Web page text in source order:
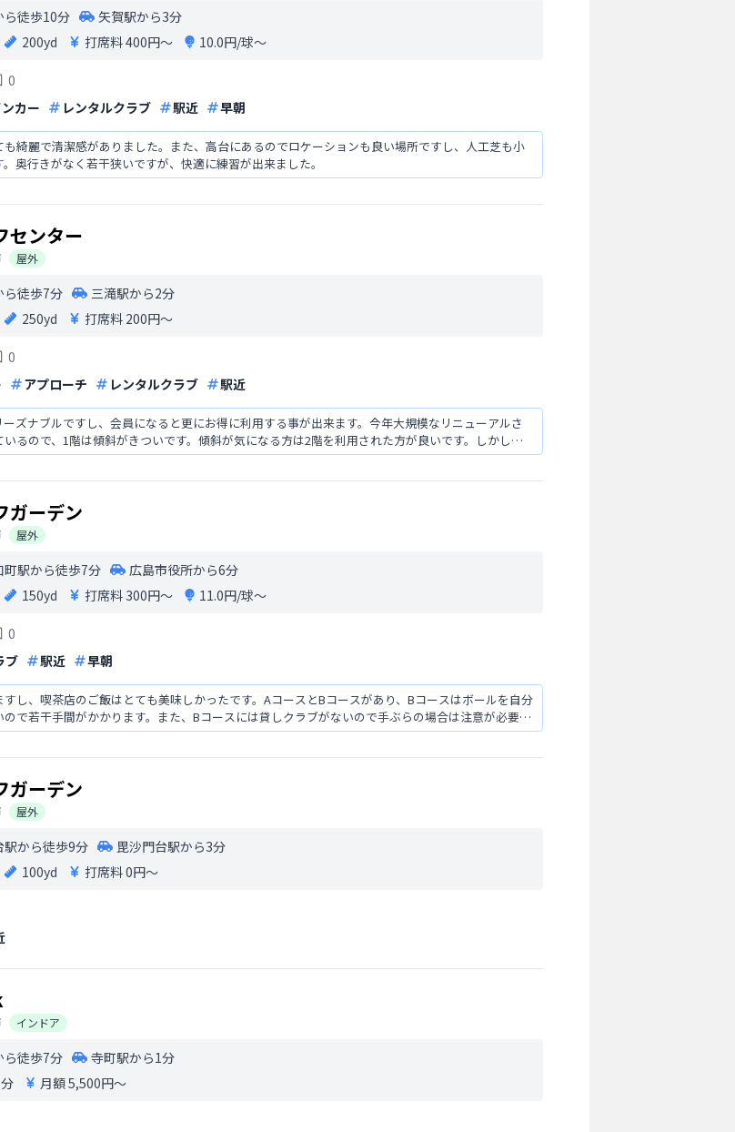
ら徒歩10分
矢賀駅から3分
200yd 打席料400円〜 10.0円/球〜
0
カー レンタルクラブ 駅近 早朝
綺麗で清潔感がありました。また、高台にあるのでロケーションも良い場所ですし、人工芝も小
奥行きがなく若干狭いですが、快適に練習が出来ました。
センター
屋外
ら徒歩7分
三滝駅から2分
250yd 打席料 200円〜
0
アプローチ レンタルクラブ 駅近
ズナブルですし、会員になると更にお得に利用する事が出来ます。今年大規模なリニューアルさ
るので、1階は傾斜がきついです。傾斜が気になる方は2階を利用された方が良いです。しかし、
、楽しみ
ガーデン
屋外
町駅から徒歩7分
広島市役所から6分
150yd 打席料 300円〜 11.0円/球〜
0
ブ 駅近 早朝
し、喫茶店のご飯はとても美味しかったです。AコースとBコースがあり、Bコースはボールを自分
で若干手間がかかります。また、Bコースには貸しクラブがないので手ぶらの場合は注意が必要で
ガーデン
屋外
駅から徒歩9分
毘沙門台駅から3分
100yd 打席料0円〜
インドア
ら徒歩7分
寺町駅から1分
月額 5,500円〜